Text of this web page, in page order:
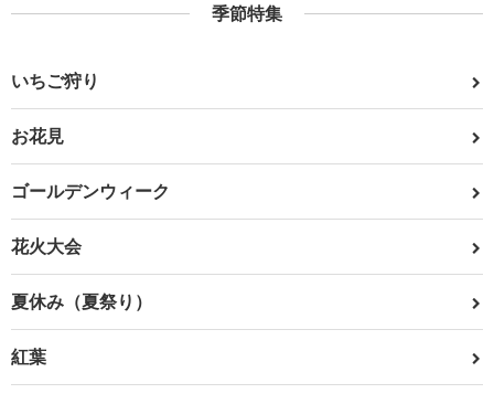
季節特集
いちご狩り
お花見
ゴールデンウィーク
花火大会
夏休み（夏祭り）
紅葉